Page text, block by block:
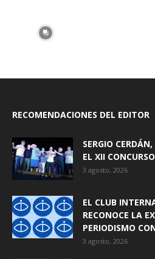
RECOMENDACIONES DEL EDITOR
SERGIO
EL XII
3 agosto, 2026
EL CLUB
RECONOCE LA
PERIODISMO
3 agosto, 2026